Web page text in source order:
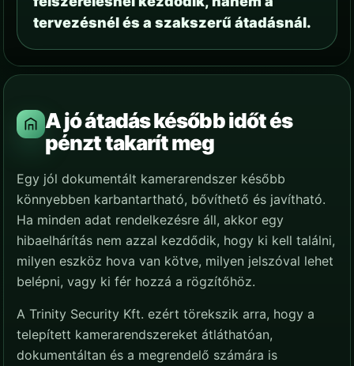
tervezésnél és a szakszerű átadásnál.
A jó átadás később időt és
pénzt takarít meg
Egy jól dokumentált kamerarendszer később
könnyebben karbantartható, bővíthető és javítható.
Ha minden adat rendelkezésre áll, akkor egy
hibaelhárítás nem azzal kezdődik, hogy ki kell találni,
milyen eszköz hova van kötve, milyen jelszóval lehet
belépni, vagy ki fér hozzá a rögzítőhöz.
A Trinity Security Kft. ezért törekszik arra, hogy a
telepített kamerarendszereket átláthatóan,
dokumentáltan és a megrendelő számára is